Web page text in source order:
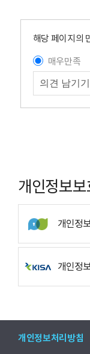
해당 페이지의
매우만족
개인정보
개인정
개인정
개인정보처리방침